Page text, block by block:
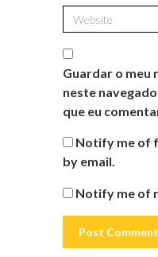
Guardar o meu
neste
que eu
Notify me of
by email.
Notify me of